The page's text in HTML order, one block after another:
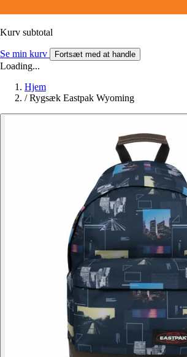
Kurv subtotal
Se min kurv Fortsæt med at handle
Loading...
Hjem
/ Rygsæk Eastpak Wyoming